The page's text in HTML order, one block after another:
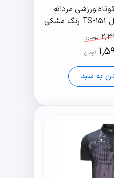
ورزشی مردانه
تومان
تومان
به سبد